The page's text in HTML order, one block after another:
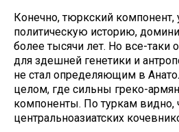
Конечно, тюркский компонент,
политическую историю,
более тысячи лет. Но все-
для здешней генетики и
не стал определяющим в
целом, где сильны греко-
компоненты. По туркам видно,
центральноазиатских